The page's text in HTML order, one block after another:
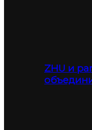
ZHU и